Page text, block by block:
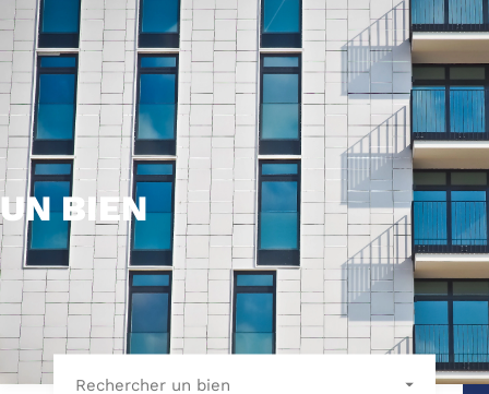
UN BIEN
Rechercher un bien